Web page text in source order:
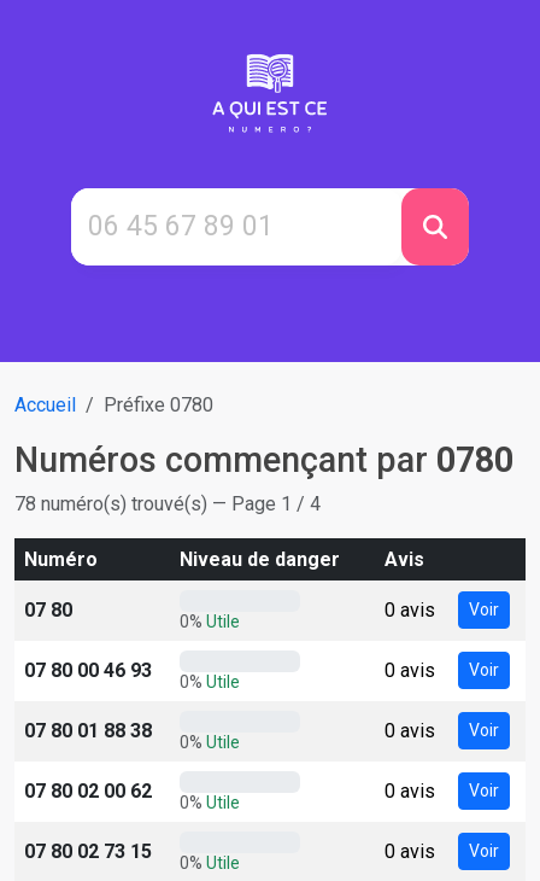
Accueil Préfixe 0780
Numéros commençant par 0780
78 numéro(s) trouvé(s) — Page 1 / 4
Numéro Niveau de danger Avis
07 80 0% Utile 0 avis Voir
07 80 00 46 93 0% Utile 0 avis Voir
07 80 01 88 38 0% Utile 0 avis Voir
07 80 02 00 62 0% Utile 0 avis Voir
07 80 02 73 15 0% Utile 0 avis Voir